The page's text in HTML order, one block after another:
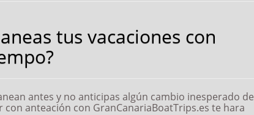
tus vacaciones con
antes y no anticipas algún cambio inesperado de
anteación con GranCanariaBoatTrips.es te hara